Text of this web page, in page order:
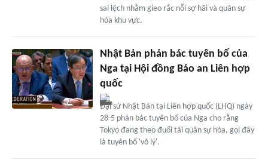
sai lệch nhằm gieo rắc nỗi sợ hãi và quân sự
hóa khu vực.
Nhật Bản phản bác tuyên bố của
Nga tại Hội đồng Bảo an Liên hợp
quốc
Đại sứ Nhật Bản tại Liên hợp quốc (LHQ) ngày
28-5 phản bác tuyên bố của Nga cho rằng
Tokyo đang theo đuổi tái quân sự hóa, gọi đây
là tuyên bố 'vô lý'.